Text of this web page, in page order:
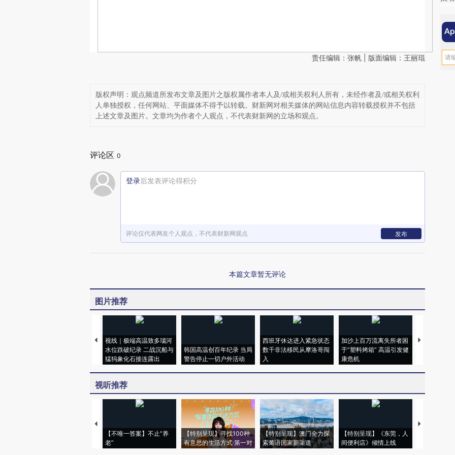
责任编辑：张帆 | 版面编辑：王丽琨
版权声明：观点频道所发布文章及图片之版权属作者本人及/或相关权利人所有，未经作者及/或相关权利
人单独授权，任何网站、平面媒体不得予以转载。财新网对相关媒体的网站信息内容转载授权并不包括
上述文章及图片。文章均为作者个人观点，不代表财新网的立场和观点。
评论区 0
登录后发表评论得积分
评论仅代表网友个人观点，不代表财新网观点 发布
本篇文章暂无评论
图片推荐
视线｜极端高温致多瑙河
水位跌破纪录 二战沉船与
猛犸象化石接连露出
韩国高温创百年纪录 当局
警告停止一切户外活动
西班牙休达进入紧急状态
数千非法移民从摩洛哥闯
入
加沙上百万流离失所者困
于“塑料烤箱” 高温引发健
康危机
视线｜
视听推荐
【不唯一答案】不止“养
老”
【特别呈现】寻找100种
有意思的生活方式·第一对
【特别呈现】澳门全力探
索葡语国家新渠道
【特别呈现】《东莞，人
间便利店》倾情上线
【推广】走